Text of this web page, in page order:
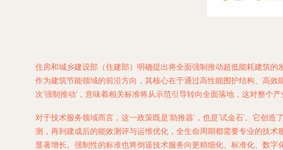
住房和城乡建设部（住建部）明确提出将全面强制推动超低能耗建筑
作为建筑节能领域的前沿方向，其核心在于通过高性能围护结构、高
次‘强制推动’，意味着相关标准将从示范引导转向全面落地，这对整个
对于技术服务领域而言，这一政策既是‘助推器’，也是‘试金石’。它创
测，再到建成后的能效测评与运维优化，全生命周期都需要专业的技
显著增长。强制性的标准也将倒逼技术服务向更精细化、标准化、数